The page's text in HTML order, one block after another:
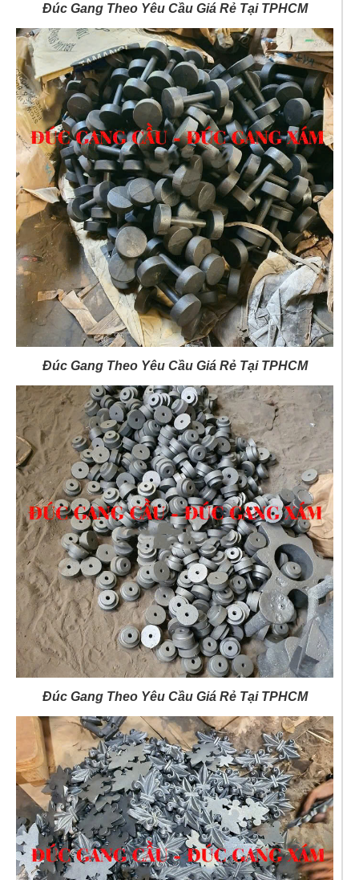
Đúc Gang Theo Yêu Cầu Giá Rẻ Tại TPHCM
Đúc Gang Theo Yêu Cầu Giá Rẻ Tại TPHCM
Đúc Gang Theo Yêu Cầu Giá Rẻ Tại TPHCM